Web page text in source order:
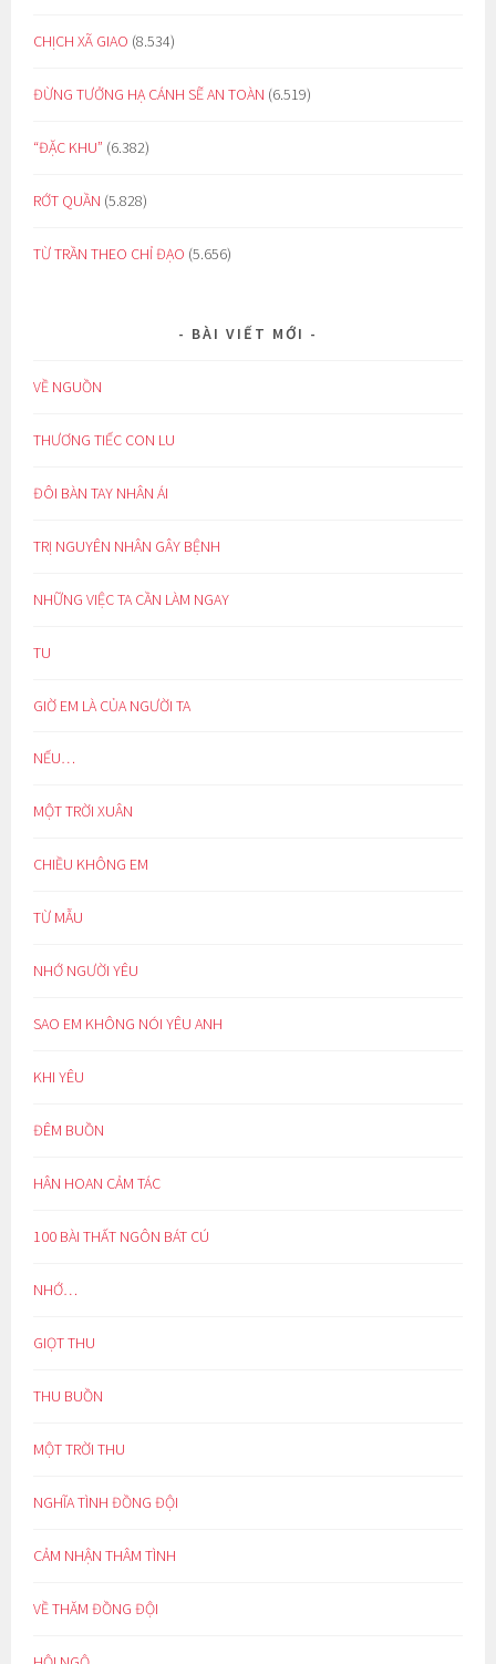
CHỊCH XÃ GIAO (8.534)
ĐỪNG TƯỞNG HẠ CÁNH SẼ AN TOÀN (6.519)
“ĐẶC KHU” (6.382)
RỚT QUẦN (5.828)
TỪ TRẦN THEO CHỈ ĐẠO (5.656)
BÀI VIẾT MỚI
VỀ NGUỒN
THƯƠNG TIẾC CON LU
ĐÔI BÀN TAY NHÂN ÁI
TRỊ NGUYÊN NHÂN GÂY BỆNH
NHỮNG VIỆC TA CẦN LÀM NGAY
TU
GIỜ EM LÀ CỦA NGƯỜI TA
NẾU…
MỘT TRỜI XUÂN
CHIỀU KHÔNG EM
TỪ MẪU
NHỚ NGƯỜI YÊU
SAO EM KHÔNG NÓI YÊU ANH
KHI YÊU
ĐÊM BUỒN
HÂN HOAN CẢM TÁC
100 BÀI THẤT NGÔN BÁT CÚ
NHỚ…
GIỌT THU
THU BUỒN
MỘT TRỜI THU
NGHĨA TÌNH ĐỒNG ĐỘI
CẢM NHẬN THÂM TÌNH
VỀ THĂM ĐỒNG ĐỘI